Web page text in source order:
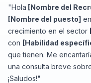
"Hola [Nombre del
[Nombre del puesto] en
crecimiento en el sector
con [Habilidad
que tienen. Me
una consulta breve
¡Saludos!"